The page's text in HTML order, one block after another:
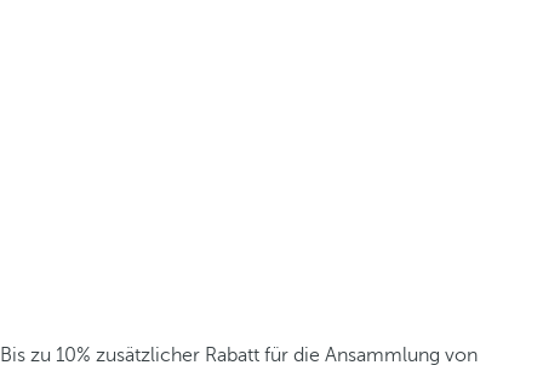
Bis zu 10% zusätzlicher Rabatt für die Ansammlung von